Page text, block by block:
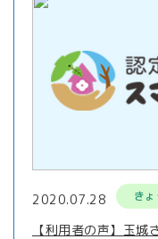
2020.07.28 き
【利用者の声】玉城